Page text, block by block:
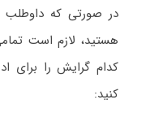
در صورتی که داوطلب
هستید، لازم است
کدام گرایش را برای
کنید: